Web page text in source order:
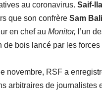
au coronavirus. Saif-
que son confrère Sam
en chef au Monitor, l’un
de bois lancé par les
novembre, RSF a
arbitraires de journalistes